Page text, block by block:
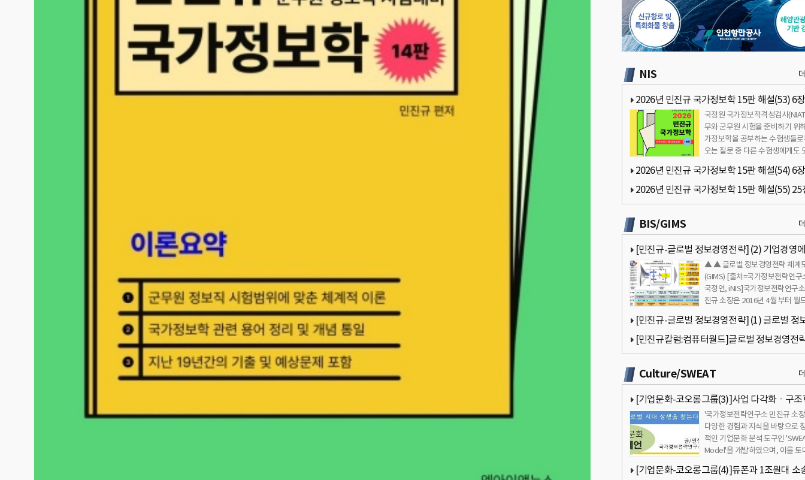
NIS
2026년 민진규 국가정보학 15판 해설(53) 6
보보고서 생산과 배포 관련 질문
국정원 국가정보적격성검사
무와 군무원 시험을 준비하기 위
가정보학을 공부하는 수험생들
오는 질문 중 다른 수험생에게도
…
2026년 민진규 국가정보학 15판 해설(54) 6
보보고서 생산과 배포 관련 질문
2026년 민진규 국가정보학 15판 해설(55) 25
BIS/GIMS
[민진규-글로벌 정보경영전략] (2) 기업경영
정보가 필수적으로 요구되는 이유
▲ ▲ 글로벌 정보경영전략 체계
(GIMS) [출처=국가정보전략연구
국정연, iNIS]국가정보전략연구
진규 소장은 2016년 4월 부터 월
[민진규-글로벌 정보경영전략] (1) 글로벌 정
영전략(GIMS)이란 무엇인가?
[민진규칼럼:컴퓨터월드]글로벌 정보경영전
략연구소]
Culture/SWEAT
[기업문화-코오롱그룹(3)]사업 다각화ㆍ구조
진행중…성과는 미진[국가정보전략연구소]
'국가정보전략연구소 민진규 소
다양한 경험과 지식을 바탕으로
적인 기업문화 분석 도구인
Model'을 개발하였으며, 이를 토
[기업문화-코오롱그룹(4)]듀폰과 1조원대 소